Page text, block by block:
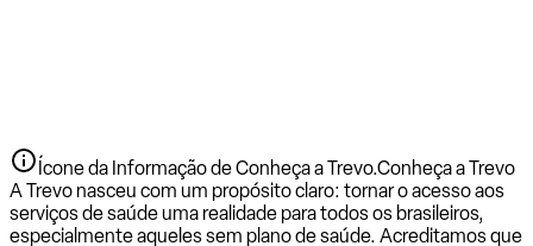
Ícone da Informação de Conheça a Trevo.Conheça a Trevo
A Trevo nasceu com um propósito claro: tornar o acesso aos
serviços de saúde uma realidade para todos os brasileiros,
especialmente aqueles sem plano de saúde. Acreditamos que